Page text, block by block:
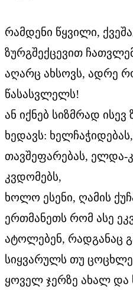
რამდენი წყვილი,
ზურგშექცევით
აღარც ახსოვს, ადრე
წასასვლელს!
ან იქნებ სიზმრად
ხედავს:
თავშეფარებას, ელდა-
კვდომებს,
ხოლო ესენი, ღამის
ერთმანეთს რომ ასე
ატოლებენ, რადგანაც
სიყვარულს თუ
ყოველ ჯერზე ახალ